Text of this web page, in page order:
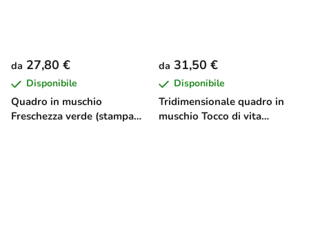
Quadro in muschio
Freschezza verde (stampa
da 27,80 €
Disponibile
Tridimensionale quadro in
muschio Tocco di vita
da 31,50 €
Disponibile